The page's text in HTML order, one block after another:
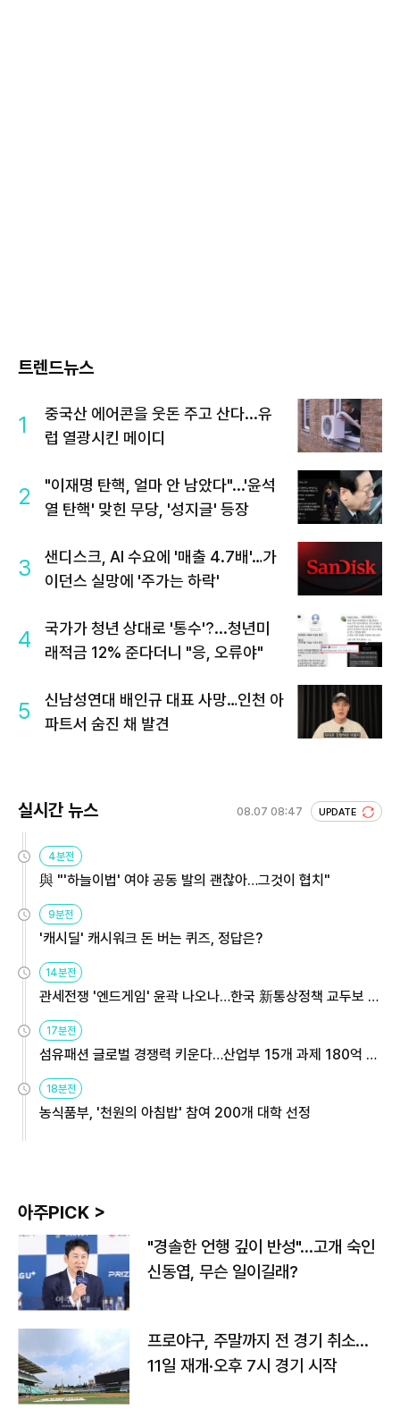
트렌드뉴스
1
중국산 에어콘을 웃돈 주고 산다...유
럽 열광시킨 메이디
2
"이재명 탄핵, 얼마 안 남았다"...'윤석
열 탄핵' 맞힌 무당, '성지글' 등장
3
샌디스크, AI 수요에 '매출 4.7배'…가
이던스 실망에 '주가는 하락'
4
국가가 청년 상대로 '통수'?...청년미
래적금 12% 준다더니 "응, 오류야"
5
신남성연대 배인규 대표 사망…인천 아
파트서 숨진 채 발견
실시간 뉴스 08.07 08:47 UPDATE
4분전
與 "'하늘이법' 여야 공동 발의 괜찮아…그것이 협치"
9분전
'캐시딜' 캐시워크 돈 버는 퀴즈, 정답은?
14분전
관세전쟁 '엔드게임' 윤곽 나오나…한국 新통상정책 교두보 활
17분전
섬유패션 글로벌 경쟁력 키운다…산업부 15개 과제 180억 지
18분전
농식품부, '천원의 아침밥' 참여 200개 대학 선정
아주PICK >
"경솔한 언행 깊이 반성"…고개 숙인
신동엽, 무슨 일이길래?
프로야구, 주말까지 전 경기 취소…
11일 재개·오후 7시 경기 시작